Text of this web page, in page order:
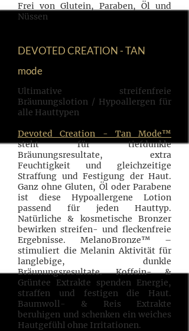
Frei von Glutein, Paraben, Öl und
Nüssen
DEVOTED CREATION - TAN
mode
Ultimative streifenfreie
Bräunungslotion / Hypoallergen für
alle Hauttypen
Devoted Creation - Tan Mode™
steht für tiefdunkle
Bräunungsresultate, extra
Feuchtigkeit und gleichzeitige
Straffung und Festigung der Haut.
Ganz ohne Gluten, Öl oder Parabene
ist diese Hypoallergene Lotion
passend für jeden Hauttyp.
Natürliche & kosmetische Bronzer
bewirken streifen- und fleckenfreie
Ergebnisse. MelanoBronze™ –
stimuliert die Melanin Aktivität für
langlebige, dunkle
Bräunungsresultate. Koffein- &
Grüntee Extrakte spenden Energie,
straffen und festigen die Haut.
Baumwoll- & Reis Extrakte
beruhigen und schenken ein weiches
Hautgefühl ohne Irritationen.